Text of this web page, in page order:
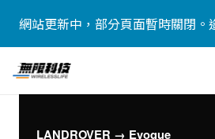
網站更新中，部分頁面暫時關閉。
LANDROVER → Evoque